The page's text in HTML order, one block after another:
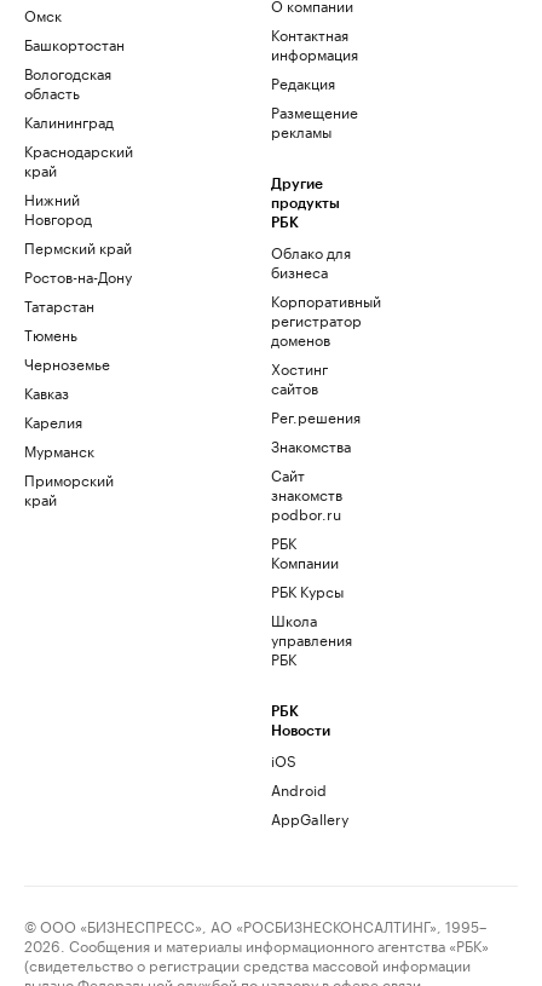
Омск
Башкортостан
Вологодская
область
Калининград
Краснодарский
край
Нижний
Новгород
Пермский край
Ростов-на-Дону
Татарстан
Тюмень
Черноземье
Кавказ
Карелия
Мурманск
Приморский
край
Контактная
информация
Редакция
Размещение
рекламы
Другие
продукты
РБК
Облако для
бизнеса
Корпоративный
регистратор
доменов
Хостинг
сайтов
Рег.решения
Знакомства
Сайт
знакомств
podbor.ru
РБК
Компании
РБК Курсы
Школа
управления
РБК
РБК
Новости
iOS
Android
AppGallery
© ООО «БИЗНЕСПРЕСС», АО «РОСБИЗНЕСКОНСАЛТИНГ», 1995–
2026. Сообщения и материалы информационного агентства «РБК»
(свидетельство о регистрации средства массовой информации